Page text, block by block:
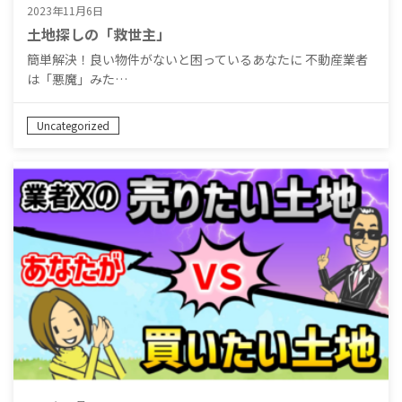
2023年11月6日
土地探しの「救世主」
簡単解決！良い物件がないと困っているあなたに 不動産業者
は「悪魔」みた…
Uncategorized